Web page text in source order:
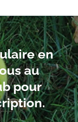
en
au
pour